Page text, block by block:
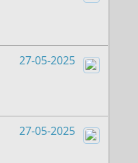
27-05-2025
27-05-2025